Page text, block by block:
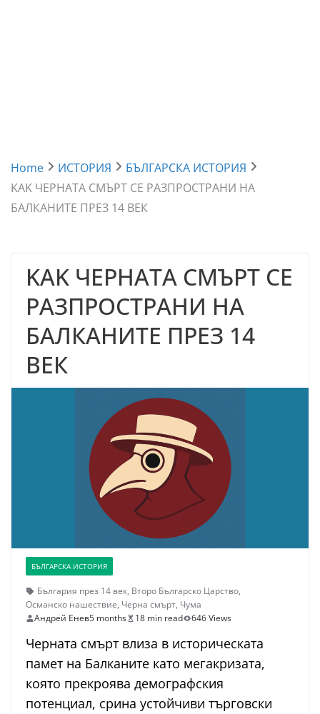
Home ИСТОРИЯ
БЪЛГАРСКА ИСТОРИЯ
KAK ЧЕРНАТА СМЪРТ СЕ РАЗПРОСТРАНИ НА
БАЛКАНИТЕ ПРЕЗ 14 ВЕК
KAK ЧЕРНАТА СМЪРТ СЕ
РАЗПРОСТРАНИ НА
БАЛКАНИТЕ ПРЕЗ 14
ВЕК
БЪЛГАРСКА ИСТОРИЯ
България през 14 век, Второ Българско Царство,
Османско нашествие, Черна смърт, Чума
Андрей Енев5 months 18 min read 646 Views
Черната смърт влиза в историческата
памет на Балканите като мегакризата,
която прекроява демографския
потенциал, сринa устойчиви търговски